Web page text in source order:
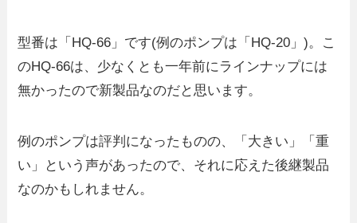
型番は「HQ-66」です(例のポンプは「HQ-20」)。こ
のHQ-66は、少なくとも一年前にラインナップには
無かったので新製品なのだと思います。
例のポンプは評判になったものの、「大きい」「重
い」という声があったので、それに応えた後継製品
なのかもしれません。